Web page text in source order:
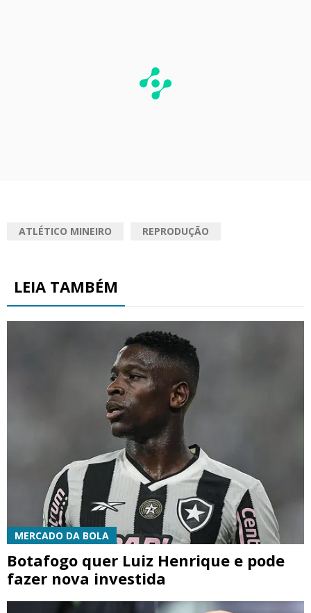
ATLÉTICO MINEIRO REPRODUÇÃO
LEIA TAMBÉM
MERCADO DA BOLA
Botafogo quer Luiz Henrique e pode
fazer nova investida